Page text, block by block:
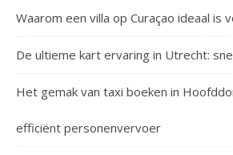
Waarom een villa op Curaçao ideaal is
De ultieme kart ervaring in Utrecht:
Het gemak van taxi boeken in
efficiënt personenvervoer